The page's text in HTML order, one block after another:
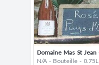
N/A - Bouteille - 0.75L